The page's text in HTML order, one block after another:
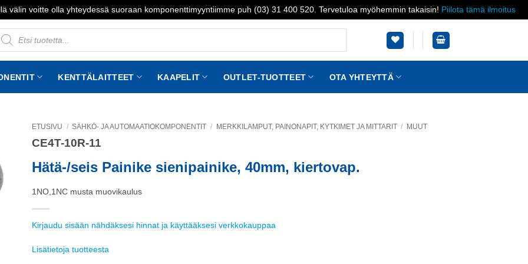
välin voitte olla yhteydessä suoraan komponenttimyyntiimme puh (03) 31 400 520. Tervetuloa myöhemmin takaisin! Piilota tämä ilmoitus
KENTTÄLAITTEET KAAPELIT OUTLET-TUOTTEET OTA YHTEYTTÄ
ETUSIVU / SÄHKÖ- JA AUTOMAATIOKOMPONENTIT / MERKKILAMPUT, PAINONAPIT, KYTKIMET JA MITTARIT / MUUT
CE4T-10R-11
Hätä-/seis Painike sienipainike, 40mm, kiertovap.
1NO,1NC musta muovikaulus
Kirjaudu sisään nähdäksesi hinnat ja käyttääksesi verkkokauppaa
Lisätietoja tuotteesta